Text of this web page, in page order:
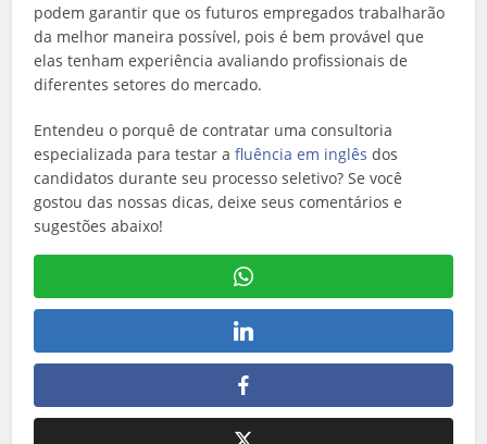
podem garantir que os futuros empregados trabalharão
da melhor maneira possível, pois é bem provável que
elas tenham experiência avaliando profissionais de
diferentes setores do mercado.
Entendeu o porquê de contratar uma consultoria
especializada para testar afluência em inglês dos
candidatos durante seu processo seletivo? Se você
gostou das nossas dicas, deixe seus comentários e
sugestões abaixo!